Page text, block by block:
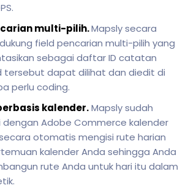
multi-pilih.Mapsly secara
field pencarian multi-pilih yang
sebagai daftar ID catatan
tersebut dapat dilihat dan diedit di
perlu coding.
kalender.Mapsly sudah
Adobe Commerce kalender
otomatis mengisi rute harian
kalender Anda sehingga Anda
rute Anda untuk hari itu dalam